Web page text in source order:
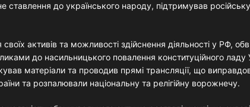
ставлення до українського народу, підтримував
активів та можливості здійснення діяльності у РФ,
до насильницького повалення конституційного
матеріали та проводив прямі трансляції, що
та розпалювали національну та релігійну ворожнечу.